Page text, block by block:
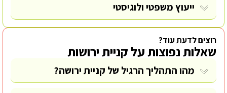
ייעוץ משפטי ולוגיסטי
רוצים לדעת עוד?
שאלות נפוצות על קניית ירושות
מהו התהליך הרגיל של קניית ירושה?